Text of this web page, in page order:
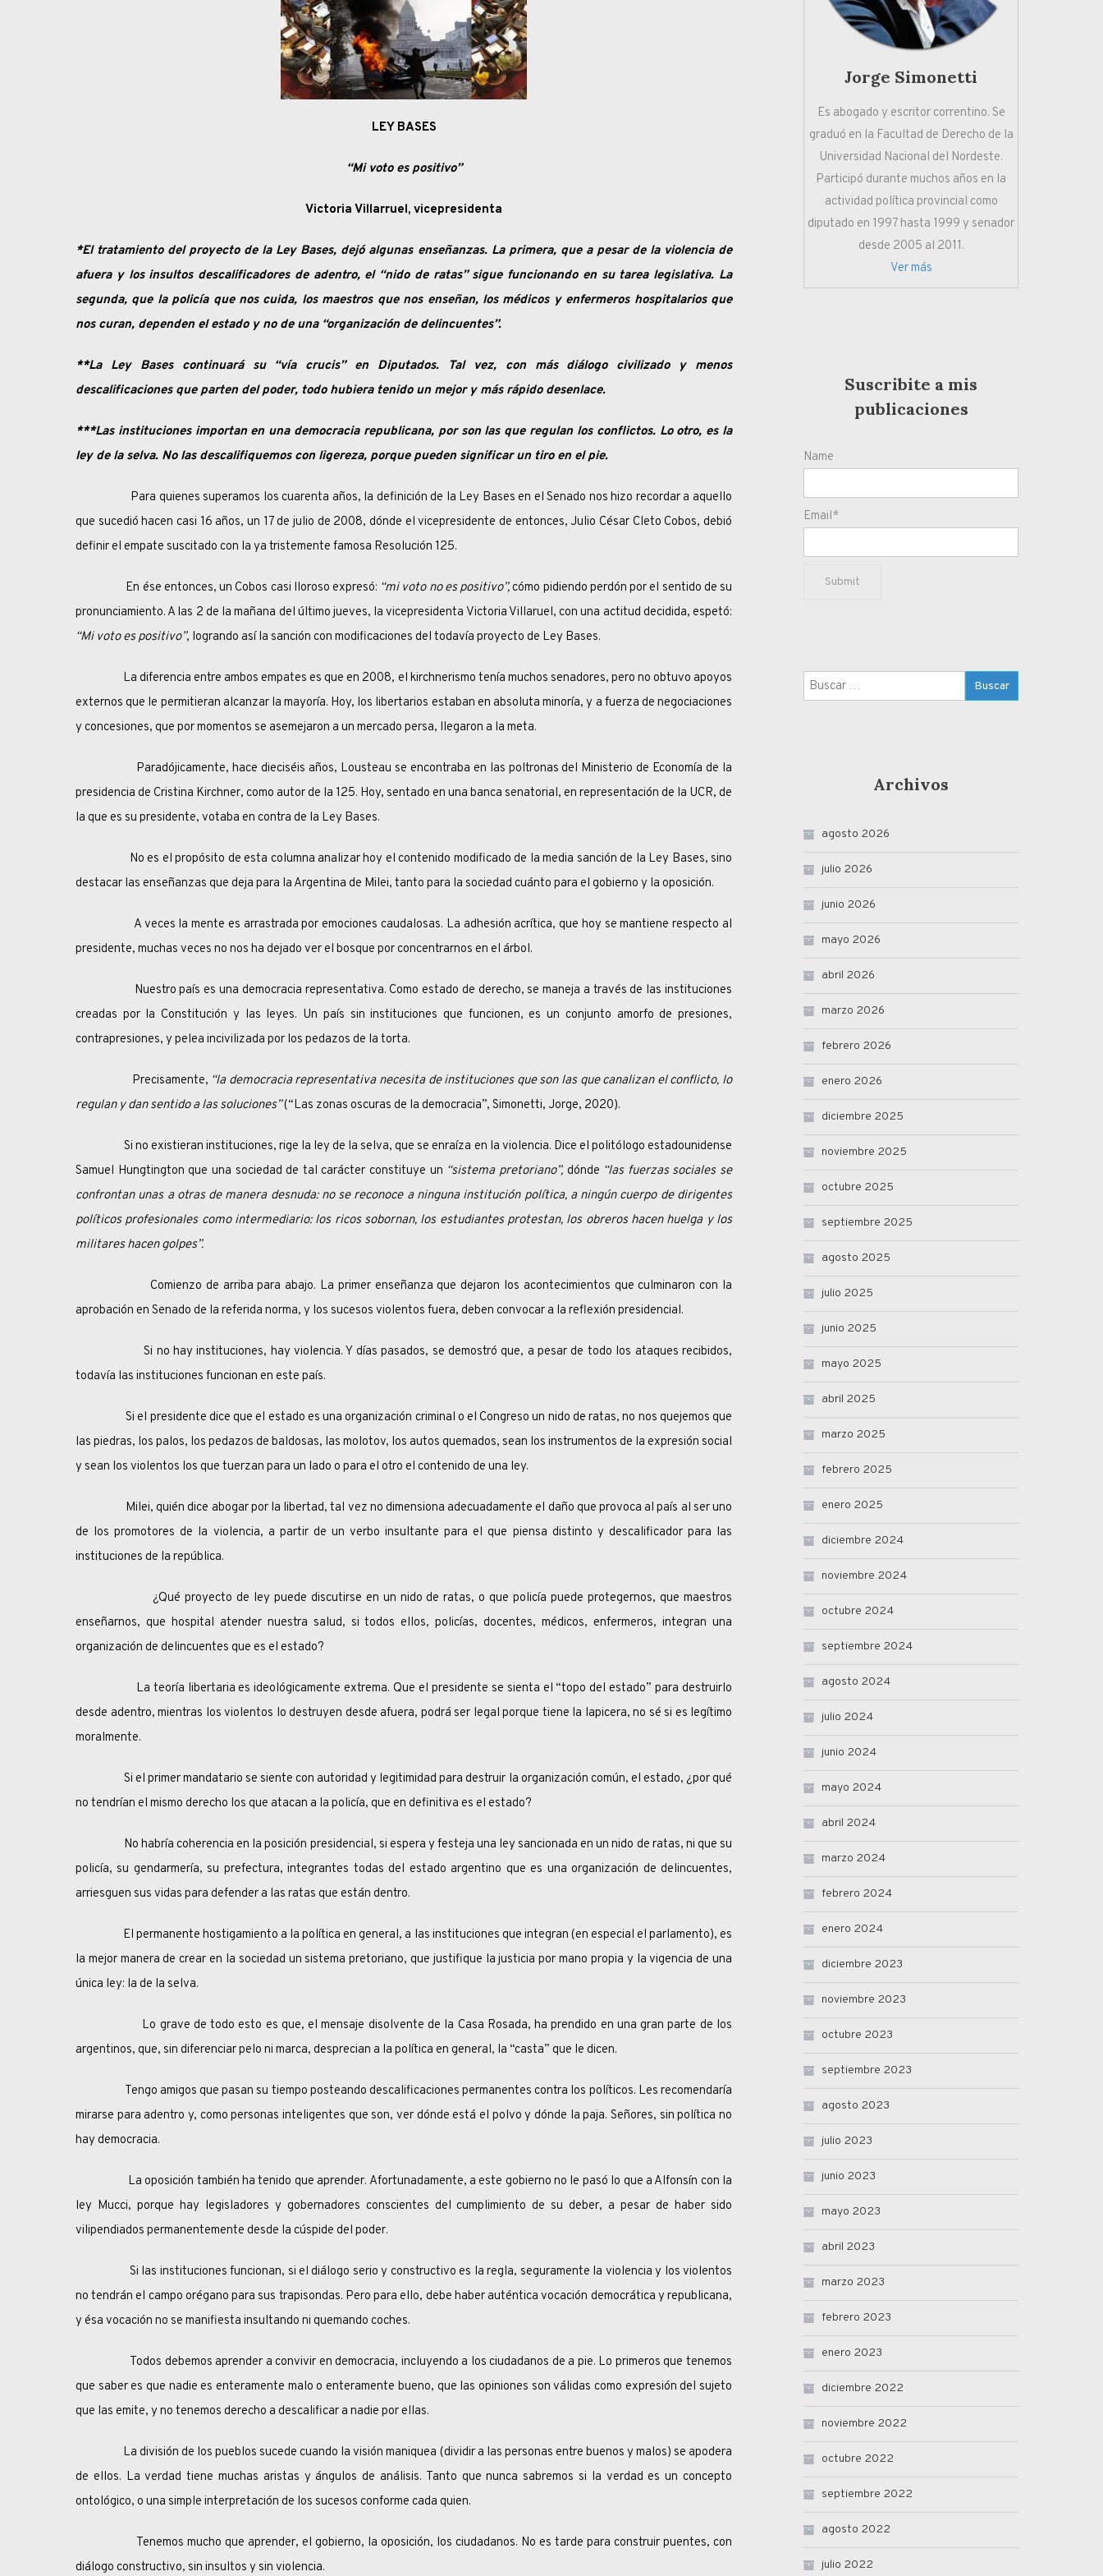
LEY BASES
“Mi voto es positivo”
Victoria Villarruel, vicepresidenta
*El tratamiento del proyecto de la Ley Bases, dejó algunas enseñanzas. La primera, que a pesar de la violencia de
afuera y los insultos descalificadores de adentro, el “nido de ratas” sigue funcionando en su tarea legislativa. La
segunda, que la policía que nos cuida, los maestros que nos enseñan, los médicos y enfermeros hospitalarios que
nos curan, dependen el estado y no de una “organización de delincuentes”.
**La Ley Bases continuará su “vía crucis” en Diputados. Tal vez, con más diálogo civilizado y menos
descalificaciones que parten del poder, todo hubiera tenido un mejor y más rápido desenlace.
***Las instituciones importan en una democracia republicana, por son las que regulan los conflictos. Lo otro, es la
ley de la selva. No las descalifiquemos con ligereza, porque pueden significar un tiro en el pie.
Para quienes superamos los cuarenta años, la definición de la Ley Bases en el Senado nos hizo recordar a aquello
que sucedió hacen casi 16 años, un 17 de julio de 2008, dónde el vicepresidente de entonces, Julio César Cleto Cobos, debió
definir el empate suscitado con la ya tristemente famosa Resolución 125.
En ése entonces, un Cobos casi lloroso expresó: “mi voto no es positivo”, cómo pidiendo perdón por el sentido de su
pronunciamiento. A las 2 de la mañana del último jueves, la vicepresidenta Victoria Villaruel, con una actitud decidida, espetó:
“Mi voto es positivo”, logrando así la sanción con modificaciones del todavía proyecto de Ley Bases.
La diferencia entre ambos empates es que en 2008, el kirchnerismo tenía muchos senadores, pero no obtuvo apoyos
externos que le permitieran alcanzar la mayoría. Hoy, los libertarios estaban en absoluta minoría, y a fuerza de negociaciones
y concesiones, que por momentos se asemejaron a un mercado persa, llegaron a la meta.
Paradójicamente, hace dieciséis años, Lousteau se encontraba en las poltronas del Ministerio de Economía de la
presidencia de Cristina Kirchner, como autor de la 125. Hoy, sentado en una banca senatorial, en representación de la UCR, de
la que es su presidente, votaba en contra de la Ley Bases.
No es el propósito de esta columna analizar hoy el contenido modificado de la media sanción de la Ley Bases, sino
destacar las enseñanzas que deja para la Argentina de Milei, tanto para la sociedad cuánto para el gobierno y la oposición.
A veces la mente es arrastrada por emociones caudalosas. La adhesión acrítica, que hoy se mantiene respecto al
presidente, muchas veces no nos ha dejado ver el bosque por concentrarnos en el árbol.
Nuestro país es una democracia representativa. Como estado de derecho, se maneja a través de las instituciones
creadas por la Constitución y las leyes. Un país sin instituciones que funcionen, es un conjunto amorfo de presiones,
contrapresiones, y pelea incivilizada por los pedazos de la torta.
Precisamente, “la democracia representativa necesita de instituciones que son las que canalizan el conflicto, lo
regulan y dan sentido a las soluciones”(“Las zonas oscuras de la democracia”, Simonetti, Jorge, 2020).
Si no existieran instituciones, rige la ley de la selva, que se enraíza en la violencia. Dice el politólogo estadounidense
Samuel Hungtington que una sociedad de tal carácter constituye un “sistema pretoriano”,dónde “las fuerzas sociales se
confrontan unas a otras de manera desnuda: no se reconoce a ninguna institución política, a ningún cuerpo de dirigentes
políticos profesionales como intermediario: los ricos sobornan, los estudiantes protestan, los obreros hacen huelga y los
militares hacen golpes”.
Comienzo de arriba para abajo. La primer enseñanza que dejaron los acontecimientos que culminaron con la
aprobación en Senado de la referida norma, y los sucesos violentos fuera, deben convocar a la reflexión presidencial.
Si no hay instituciones, hay violencia. Y días pasados, se demostró que, a pesar de todo los ataques recibidos,
todavía las instituciones funcionan en este país.
Si el presidente dice que el estado es una organización criminal o el Congreso un nido de ratas, no nos quejemos que
las piedras, los palos, los pedazos de baldosas, las molotov, los autos quemados, sean los instrumentos de la expresión social
y sean los violentos los que tuerzan para un lado o para el otro el contenido de una ley.
Milei, quién dice abogar por la libertad, tal vez no dimensiona adecuadamente el daño que provoca al país al ser uno
de los promotores de la violencia, a partir de un verbo insultante para el que piensa distinto y descalificador para las
instituciones de la república.
¿Qué proyecto de ley puede discutirse en un nido de ratas, o que policía puede protegernos, que maestros
enseñarnos, que hospital atender nuestra salud, si todos ellos, policías, docentes, médicos, enfermeros, integran una
organización de delincuentes que es el estado?
La teoría libertaria es ideológicamente extrema. Que el presidente se sienta el “topo del estado” para destruirlo
desde adentro, mientras los violentos lo destruyen desde afuera, podrá ser legal porque tiene la lapicera, no sé si es legítimo
moralmente.
Si el primer mandatario se siente con autoridad y legitimidad para destruir la organización común, el estado, ¿por qué
no tendrían el mismo derecho los que atacan a la policía, que en definitiva es el estado?
No habría coherencia en la posición presidencial, si espera y festeja una ley sancionada en un nido de ratas, ni que su
policía, su gendarmería, su prefectura, integrantes todas del estado argentino que es una organización de delincuentes,
arriesguen sus vidas para defender a las ratas que están dentro.
El permanente hostigamiento a la política en general, a las instituciones que integran (en especial el parlamento), es
la mejor manera de crear en la sociedad un sistema pretoriano, que justifique la justicia por mano propia y la vigencia de una
única ley: la de la selva.
Lo grave de todo esto es que, el mensaje disolvente de la Casa Rosada, ha prendido en una gran parte de los
argentinos, que, sin diferenciar pelo ni marca, desprecian a la política en general, la “casta” que le dicen.
Tengo amigos que pasan su tiempo posteando descalificaciones permanentes contra los políticos. Les recomendaría
mirarse para adentro y, como personas inteligentes que son, ver dónde está el polvo y dónde la paja. Señores, sin política no
hay democracia.
La oposición también ha tenido que aprender. Afortunadamente, a este gobierno no le pasó lo que a Alfonsín con la
ley Mucci, porque hay legisladores y gobernadores conscientes del cumplimiento de su deber, a pesar de haber sido
vilipendiados permanentemente desde la cúspide del poder.
Si las instituciones funcionan, si el diálogo serio y constructivo es la regla, seguramente la violencia y los violentos
no tendrán el campo orégano para sus trapisondas. Pero para ello, debe haber auténtica vocación democrática y republicana,
y ésa vocación no se manifiesta insultando ni quemando coches.
Todos debemos aprender a convivir en democracia, incluyendo a los ciudadanos de a pie. Lo primeros que tenemos
que saber es que nadie es enteramente malo o enteramente bueno, que las opiniones son válidas como expresión del sujeto
que las emite, y no tenemos derecho a descalificar a nadie por ellas.
La división de los pueblos sucede cuando la visión maniquea (dividir a las personas entre buenos y malos) se apodera
de ellos. La verdad tiene muchas aristas y ángulos de análisis. Tanto que nunca sabremos si la verdad es un concepto
ontológico, o una simple interpretación de los sucesos conforme cada quien.
Tenemos mucho que aprender, el gobierno, la oposición, los ciudadanos. No es tarde para construir puentes, con
diálogo constructivo, sin insultos y sin violencia.
Jorge Simonetti
Es abogado y escritor correntino. Se
graduó en la Facultad de Derecho de la
Universidad Nacional del Nordeste.
Participó durante muchos años en la
actividad política provincial como
diputado en 1997 hasta 1999 y senador
desde 2005 al 2011.
Ver más
Suscribite a mis
publicaciones
Name
Email*
Buscar:
Archivos
agosto 2026
julio 2026
junio 2026
mayo 2026
abril 2026
marzo 2026
febrero 2026
enero 2026
diciembre 2025
noviembre 2025
octubre 2025
septiembre 2025
agosto 2025
julio 2025
junio 2025
mayo 2025
abril 2025
marzo 2025
febrero 2025
enero 2025
diciembre 2024
noviembre 2024
octubre 2024
septiembre 2024
agosto 2024
julio 2024
junio 2024
mayo 2024
abril 2024
marzo 2024
febrero 2024
enero 2024
diciembre 2023
noviembre 2023
octubre 2023
septiembre 2023
agosto 2023
julio 2023
junio 2023
mayo 2023
abril 2023
marzo 2023
febrero 2023
enero 2023
diciembre 2022
noviembre 2022
octubre 2022
septiembre 2022
agosto 2022
julio 2022